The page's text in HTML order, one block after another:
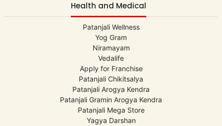
Health and Medical
Patanjali Wellness
Yog Gram
Niramayam
Vedalife
Apply for Franchise
Patanjali Chikitsalya
Patanjali Arogya Kendra
Patanjali Gramin Arogya Kendra
Patanjali Mega Store
Yagya Darshan